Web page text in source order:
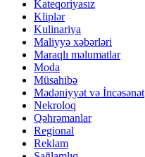
Kateqoriyasız
Kliplər
Kulinariya
Maliyyə xəbərləri
Maraqlı məlumatlar
Moda
Müsahibə
Mədəniyyət və İncəsənət
Nekroloq
Qəhrəmanlar
Regional
Reklam